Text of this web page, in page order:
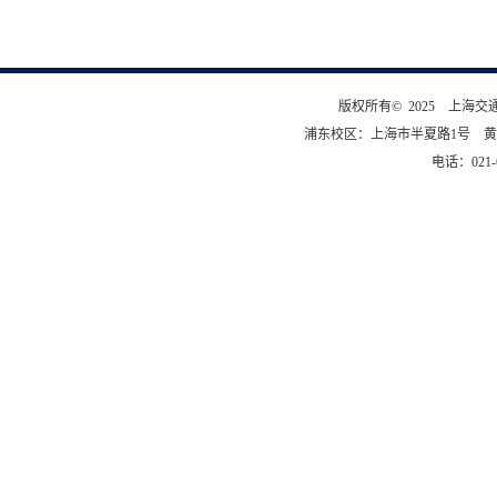
版权所有© 2025 上海交
浦东校区：上海市半夏路1号
电话：